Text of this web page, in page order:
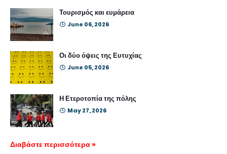
Τουρισμός και ευμάρεια
June 06, 2026
Οι δύο όψεις της Ευτυχίας
June 05, 2026
Η Ετεροτοπία της πόλης
May 27, 2026
Διαβάστε περισσότερα »